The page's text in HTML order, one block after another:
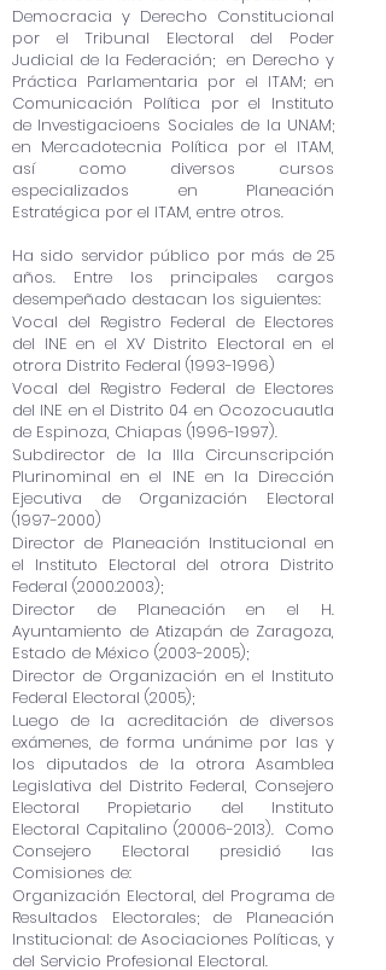
Democracia y Derecho Constitucional
por el Tribunal Electoral del Poder
Judicial de la Federación; en Derecho y
Práctica Parlamentaria por el ITAM; en
Comunicación Política por el Instituto
de Investigacioens Sociales de la UNAM;
en Mercadotecnia Política por el ITAM,
así como diversos cursos
especializados en Planeación
Estratégica por el ITAM, entre otros.
Ha sido servidor público por más de 25
años. Entre los principales cargos
desempeñado destacan los siguientes:
Vocal del Registro Federal de Electores
del INE en el XV Distrito Electoral en el
otrora Distrito Federal (1993-1996)
Vocal del Registro Federal de Electores
del INE en el Distrito 04 en Ocozocuautla
de Espinoza, Chiapas (1996-1997).
Subdirector de la IIIa Circunscripción
Plurinominal en el INE en la Dirección
Ejecutiva de Organización Electoral
(1997-2000)
Director de Planeación Institucional en
el Instituto Electoral del otrora Distrito
Federal (2000.2003);
Director de Planeación en el H.
Ayuntamiento de Atizapán de Zaragoza,
Estado de México (2003-2005);
Director de Organización en el Instituto
Federal Electoral (2005);
Luego de la acreditación de diversos
exámenes, de forma unánime por las y
los diputados de la otrora Asamblea
Legislativa del Distrito Federal, Consejero
Electoral Propietario del Instituto
Electoral Capitalino (20006-2013). Como
Consejero Electoral presidió las
Comisiones de:
Organización Electoral, del Programa de
Resultados Electorales; de Planeación
Institucional: de Asociaciones Políticas, y
del Servicio Profesional Electoral.